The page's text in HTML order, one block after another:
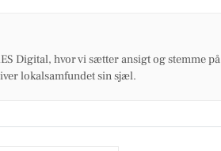
Digital, hvor vi sætter ansigt og stemme på
lokalsamfundet sin sjæl.